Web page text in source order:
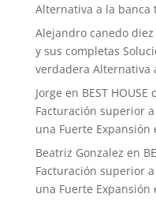
Alternativa a la banca
Alejandro canedo diez
y sus completas
verdadera Alternativa
Jorge en BEST
Facturación superior
una Fuerte Expansión
Beatriz Gonzalez en
Facturación superior
una Fuerte Expansión